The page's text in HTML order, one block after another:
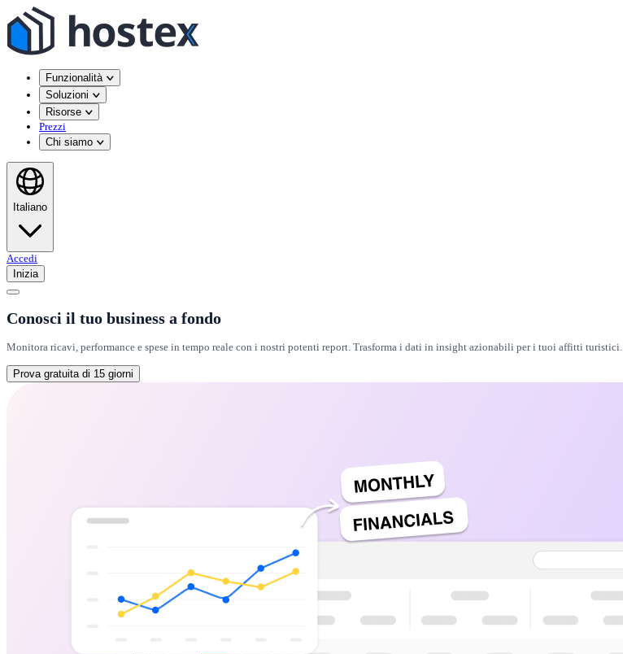
Funzionalità
Soluzioni
Risorse
Prezzi
Chi siamo
Italiano
Accedi
Inizia
Conosci il tuo business a fondo
Monitora ricavi, performance e spese in tempo reale con i nostri potenti report. Trasforma i dati in insight azionabili per i tuoi affitti turistici.
Prova gratuita di 15 giorni